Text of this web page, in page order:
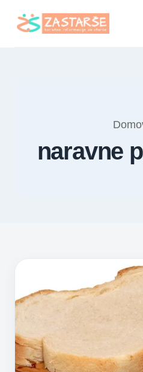
naravne